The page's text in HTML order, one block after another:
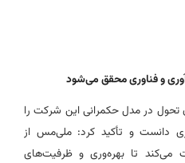
و فناوری محقق می‌شود
در مدل حکمرانی این شرکت را
دانست و تأکید کرد: ملی‌مس از
می‌کند تا بهره‌وری و ظرفیت‌های